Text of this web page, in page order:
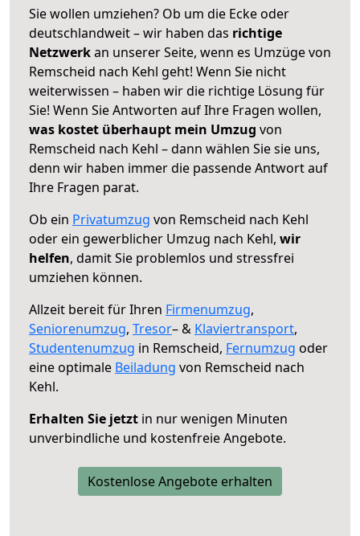
Sie wollen umziehen? Ob um die Ecke oder
deutschlandweit – wir haben das richtige
Netzwerkan unserer Seite, wenn es Umzüge von
Remscheid nach Kehl geht! Wenn Sie nicht
weiterwissen – haben wir die richtige Lösung für
Sie! Wenn Sie Antworten auf Ihre Fragen wollen,
was kostet überhaupt mein Umzug von
Remscheid nach Kehl – dann wählen Sie sie uns,
denn wir haben immer die passende Antwort auf
Ihre Fragen parat.
Ob ein Privatumzug von Remscheid nach Kehl
oder ein gewerblicher Umzug nach Kehl, wir
helfen, damit Sie problemlos und stressfrei
umziehen können.
Allzeit bereit für Ihren Firmenumzug,
Seniorenumzug, Tresor– & Klaviertransport,
Studentenumzug in Remscheid, Fernumzug oder
eine optimale Beiladung von Remscheid nach
Kehl.
Erhalten Sie jetzt in nur wenigen Minuten
unverbindliche und kostenfreie Angebote.
Kostenlose Angebote erhalten